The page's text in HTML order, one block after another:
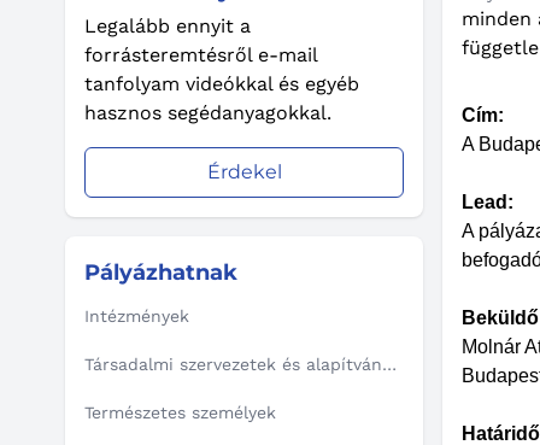
Legalább ennyit a
forrásteremtésről e-mail
tanfolyam videókkal és egyéb
hasznos segédanyagokkal.
Érdekel
Pályázhatnak
Intézmények
Társadalmi szervezetek és alapítványok
Természetes személyek
minden
Cím:
A
Lead:
A
Molnár